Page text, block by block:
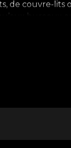
de couvre-lits
bureaux
détails de